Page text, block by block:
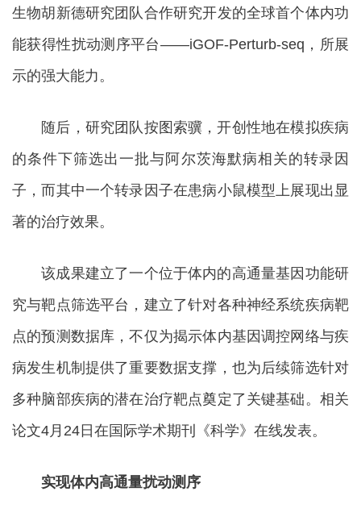
生物胡新德研究团队合作研究开发的全球首个体内功
能获得性扰动测序平台——iGOF-Perturb-seq，所展
示的强大能力。
随后，研究团队按图索骥，开创性地在模拟疾病
的条件下筛选出一批与阿尔茨海默病相关的转录因
子，而其中一个转录因子在患病小鼠模型上展现出显
著的治疗效果。
该成果建立了一个位于体内的高通量基因功能研
究与靶点筛选平台，建立了针对各种神经系统疾病靶
点的预测数据库，不仅为揭示体内基因调控网络与疾
病发生机制提供了重要数据支撑，也为后续筛选针对
多种脑部疾病的潜在治疗靶点奠定了关键基础。相关
论文4月24日在国际学术期刊《科学》在线发表。
实现体内高通量扰动测序